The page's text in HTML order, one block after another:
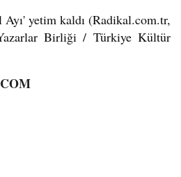
yetim kaldı (Radikal.com.tr,
Birliği / Türkiye Kültür